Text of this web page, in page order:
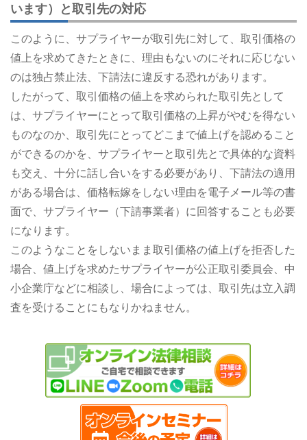
います）と取引先の対応
このように、サプライヤーが取引先に対して、取引価格の
値上を求めてきたときに、理由もないのにそれに応じない
のは独占禁止法、下請法に違反する恐れがあります。
したがって、取引価格の値上を求められた取引先として
は、サプライヤーにとって取引価格の上昇がやむを得ない
ものなのか、取引先にとってどこまで値上げを認めること
ができるのかを、サプライヤーと取引先とで具体的な資料
も交え、十分に話し合いをする必要があり、下請法の適用
がある場合は、価格転嫁をしない理由を電子メール等の書
面で、サプライヤー（下請事業者）に回答することも必要
になります。
このようなことをしないまま取引価格の値上げを拒否した
場合、値上げを求めたサプライヤーが公正取引委員会、中
小企業庁などに相談し、場合によっては、取引先は立入調
査を受けることにもなりかねません。